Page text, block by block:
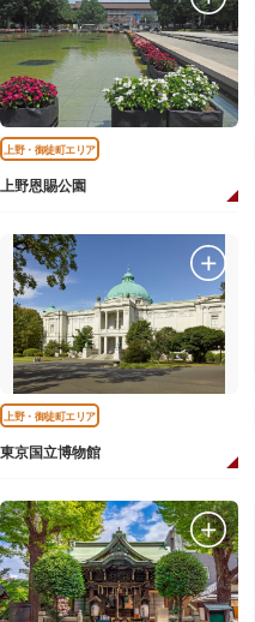
上野・御徒町エリア
上野恩賜公園
上野・御徒町エリア
東京国立博物館